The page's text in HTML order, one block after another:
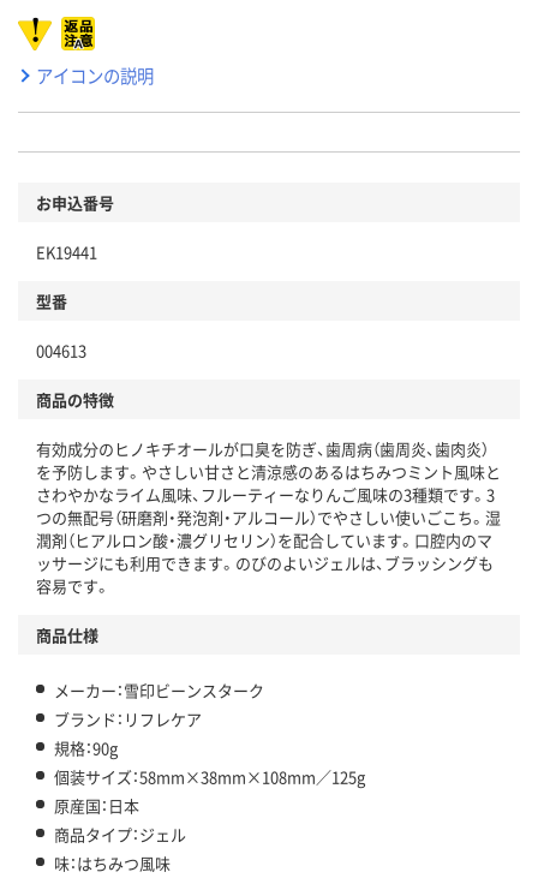
アイコンの説明
お申込番号
EK19441
型番
004613
商品の特徴
有効成分のヒノキチオールが口臭を防ぎ、歯周病（歯周炎、歯肉炎）
を予防します。やさしい甘さと清涼感のあるはちみつミント風味と
さわやかなライム風味、フルーティーなりんご風味の3種類です。3
つの無配号（研磨剤・発泡剤・アルコール）でやさしい使いごこち。湿
潤剤（ヒアルロン酸・濃グリセリン）を配合しています。口腔内のマ
ッサージにも利用できます。のびのよいジェルは、ブラッシングも
容易です。
商品仕様
メーカー：雪印ビーンスターク
ブランド：リフレケア
規格：90g
個装サイズ：58mm×38mm×108mm／125g
原産国：日本
商品タイプ：ジェル
味：はちみつ風味